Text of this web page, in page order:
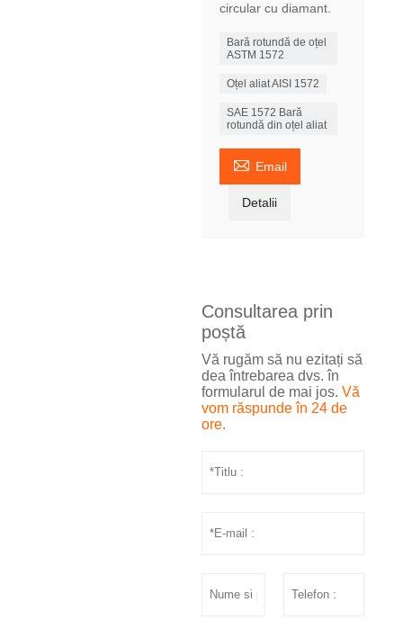
circular cu diamant.
Bară rotundă de oțel
ASTM 1572
Oțel aliat AISI 1572
SAE 1572 Bară
rotundă din oțel aliat
 Email
Detalii
Consultarea prin
poștă
Vă rugăm să nu ezitați să
dea întrebarea dvs. în
formularul de mai jos. Vă
vom răspunde în 24 de
ore.